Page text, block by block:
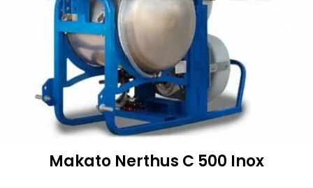
Makato Nerthus C 500 Inox